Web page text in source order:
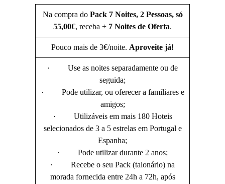
Na compra do Pack 7 Noites, 2 Pessoas, só
55,00€, receba + 7 Noites de Oferta.
Pouco mais de 3€/noite. Aproveite já!
· Use as noites separadamente ou de
seguida;
· Pode utilizar, ou oferecer a familiares e
amigos;
· Utilizáveis em mais 180 Hoteis
selecionados de 3 a 5 estrelas em Portugal e
Espanha;
· Pode utilizar durante 2 anos;
· Recebe o seu Pack (talonário) na
morada fornecida entre 24h a 72h, após